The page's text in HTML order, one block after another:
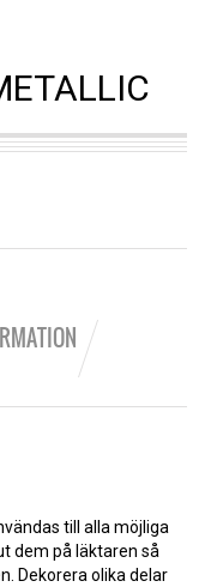
till alla möjliga
dem på läktaren så
Dekorera olika delar